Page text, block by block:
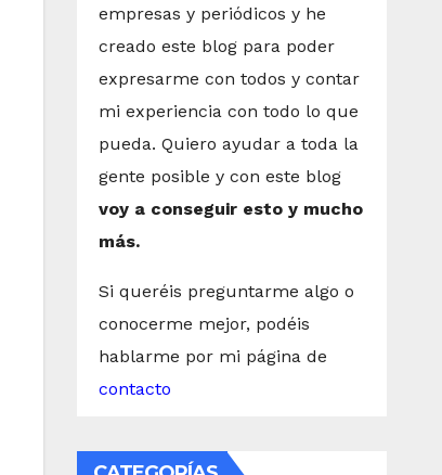
empresas y periódicos y he
creado este blog para poder
expresarme con todos y contar
mi experiencia con todo lo que
pueda. Quiero ayudar a toda la
gente posible y con este blog
voy a conseguir esto y mucho
más.
Si queréis preguntarme algo o
conocerme mejor, podéis
hablarme por mi página de
contacto